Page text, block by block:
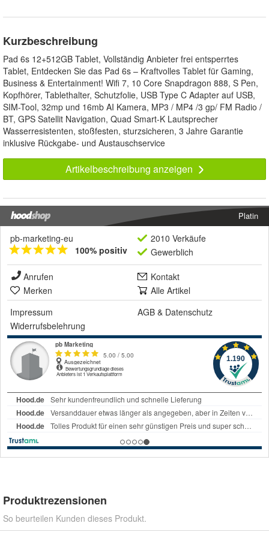
Kurzbeschreibung
Pad 6s 12+512GB Tablet, Vollständig Anbieter frei entsperrtes
Tablet, Entdecken Sie das Pad 6s – Kraftvolles Tablet für Gaming,
Business & Entertainment! Wifi 7, 10 Core Snapdragon 888, S Pen,
Kopfhörer, Tablethalter, Schutzfolie, USB Type C Adapter auf USB,
SIM-Tool, 32mp und 16mb AI Kamera, MP3 / MP4 /3 gp/ FM Radio /
BT, GPS Satellit Navigation, Quad Smart-K Lautsprecher
Wasserresistenten, stoßfesten, sturzsicheren, 3 Jahre Garantie
inklusive Rückgabe- und Austauschservice
Artikelbeschreibung anzeigen
Platin
pb-marketing-eu
100% positiv
2010 Verkäufe
Gewerblich
Anrufen
Kontakt
Merken
Alle Artikel
Impressum
AGB & Datenschutz
Widerrufsbelehrung
Produktrezensionen
So beurteilen Kunden dieses Produkt.